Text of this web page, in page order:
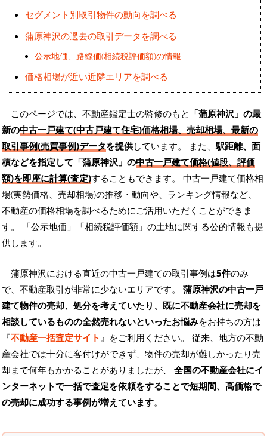
セグメント別取引物件の動向を調べる
蒲原神沢の過去の取引データを調べる
公示地価、路線価(相続税評価額)の情報
価格相場が近い近隣エリアを調べる
このページでは、不動産鑑定士の監修のもと 「蒲原神沢」の最
新の中古一戸建て(中古戸建て住宅)価格相場、売却相場、最新の
取引事例(売買事例)データを提供しています。 また、駅距離、面
積などを指定して「蒲原神沢」の中古一戸建て価格(値段、評価
額)を即座に計算(査定)することもできます。 中古一戸建て価格相
場(実勢価格、売却相場)の推移・動向や、ランキング情報など、
不動産の価格相場を調べるためにご活用いただくことができま
す。
「公示地価」「相続税評価額」の土地に関する公的情報も提
供します。
蒲原神沢における直近の中古一戸建ての取引事例は5件のみ
で、不動産取引が非常に少ないエリアです。 蒲原神沢の中古一戸
建て物件の売却、処分を考えていたり、既に不動産会社に売却を
相談しているものの全然売れないといったお悩みをお持ちの方は
『不動産一括査定サイト 』をご利用ください。 従来、地方の不動
産会社では十分に客付けができず、物件の売却が難しかったり売
却まで何年もかかることがありましたが、 全国の不動産会社にイ
ンターネットで一括で査定を依頼をすることで短期間、高価格で
の売却に成功する事例が増えています。